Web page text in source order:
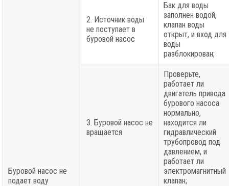
Буровой насос не
подает воду
2. Источник воды
не поступает в
буровой насос
Бак для воды
заполнен водой,
клапан воды
открыт, и вход для
воды
разблокирован;
3. Буровой насос не
вращается
Проверьте,
работает ли
двигатель привода
бурового насоса
нормально,
находится ли
гидравлический
трубопровод под
давлением, и
работает ли
электромагнитный
клапан;